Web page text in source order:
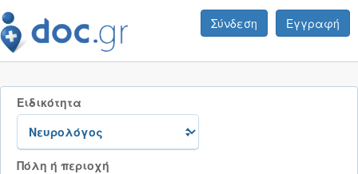
Σύνδεση Εγγραφή
Ειδικότητα
Πόλη ή περιοχή